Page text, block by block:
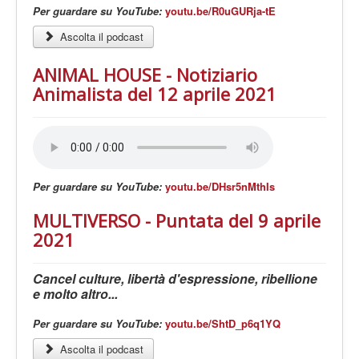
Per guardare su YouTube: youtu.be/R0uGURja-tE
Ascolta il podcast
ANIMAL HOUSE - Notiziario
Animalista del 12 aprile 2021
Per guardare su YouTube: youtu.be/DHsr5nMthIs
MULTIVERSO - Puntata del 9 aprile
2021
Cancel culture, libertà d'espressione, ribellione
e molto altro...
Per guardare su YouTube: youtu.be/ShtD_p6q1YQ
Ascolta il podcast